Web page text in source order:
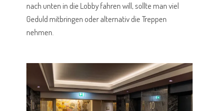
nach unten in die Lobby fahren will, sollte man viel
Geduld mitbringen oder alternativ die Treppen
nehmen.